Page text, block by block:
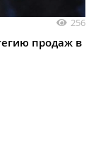
256
продаж в